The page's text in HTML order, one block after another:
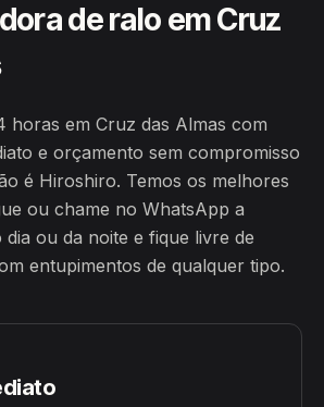
de ralo em Cruz
horas em Cruz das Almas com
e orçamento sem compromisso
é Hiroshiro. Temos os melhores
ou chame no WhatsApp a
ou da noite e fique livre de
entupimentos de qualquer tipo.